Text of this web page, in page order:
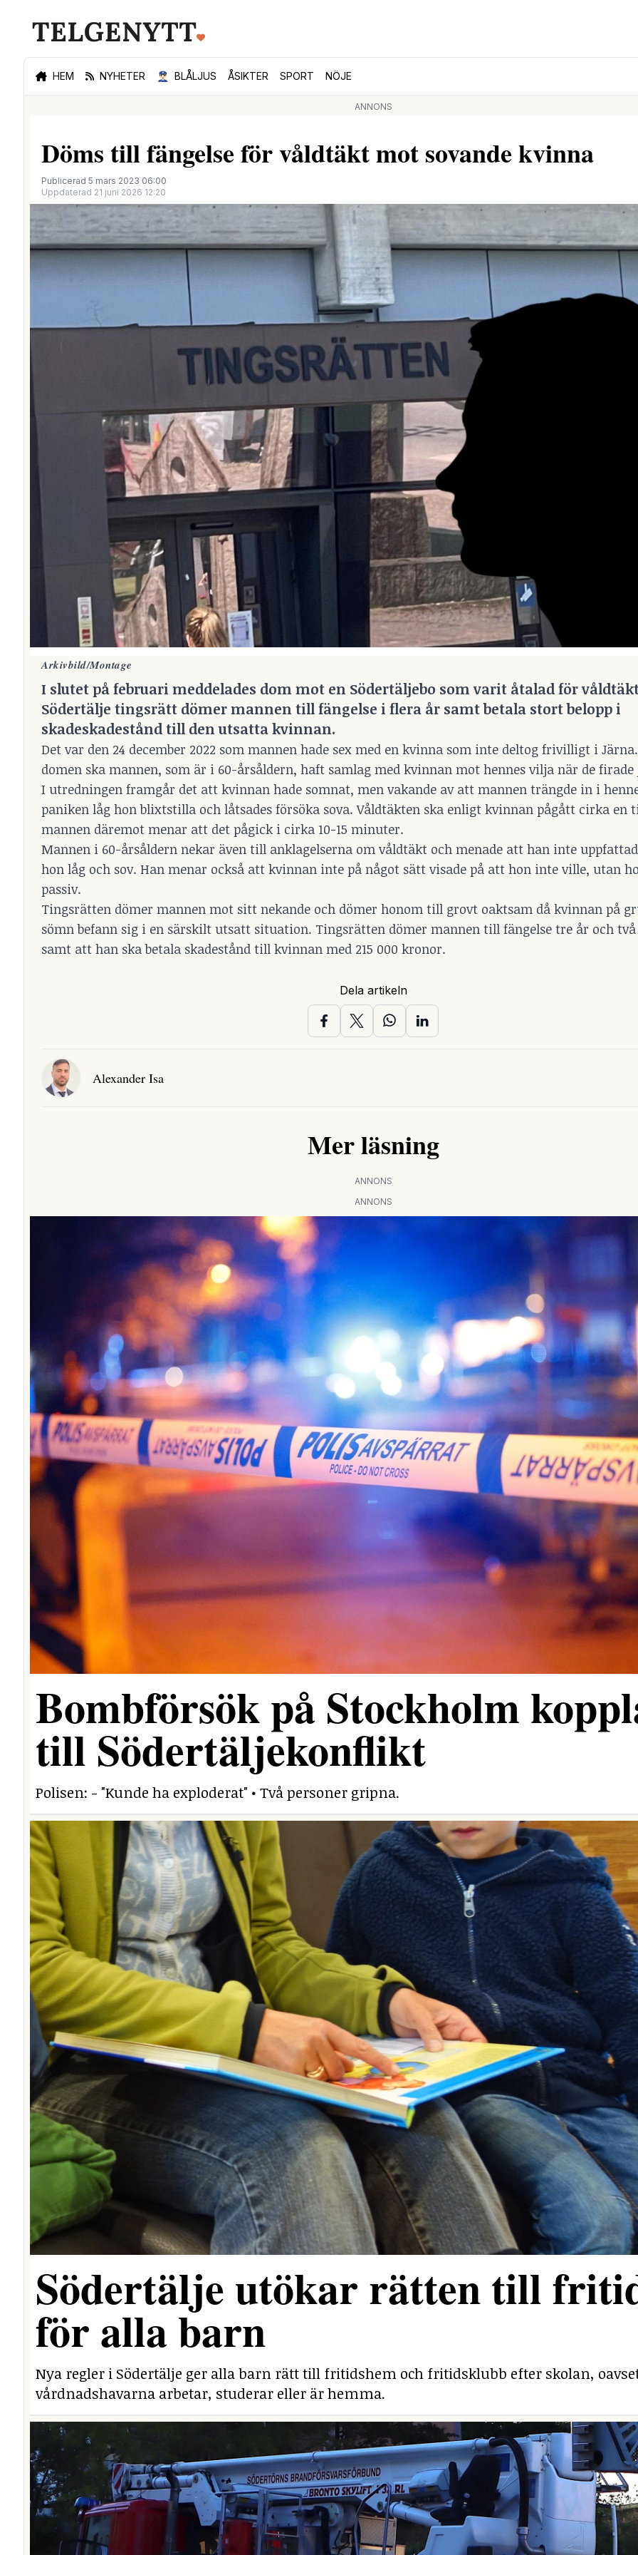
HEM NYHETER 👮🏻‍♂️ BLÅLJUS ÅSIKTER SPORT NÖJE
ANNONS
Döms till fängelse för våldtäkt mot sovande kvinna
Publicerad 5 mars 2023 06:00
Uppdaterad 21 juni 2026 12:20
Arkivbild/Montage
I slutet på februari meddelades dom mot en Södertäljebo som varit åtalad för
Södertälje tingsrätt dömer mannen till fängelse i flera år samt betala stort belopp i
skadeskadestånd till den utsatta kvinnan.
Det var den 24 december 2022 som mannen hade sex med en kvinna som inte deltog frivilligt i
domen ska mannen, som är i 60-årsåldern, haft samlag med kvinnan mot hennes vilja när de
I utredningen framgår det att kvinnan hade somnat, men vakande av att mannen trängde in i
paniken låg hon blixtstilla och låtsades försöka sova. Våldtäkten ska enligt kvinnan pågått cirka en
mannen däremot menar att det pågick i cirka 10-15 minuter.
Mannen i 60-årsåldern nekar även till anklagelserna om våldtäkt och menade att han inte
hon låg och sov. Han menar också att kvinnan inte på något sätt visade på att hon inte ville, utan
passiv.
Tingsrätten dömer mannen mot sitt nekande och dömer honom till grovt oaktsam då kvinnan på
sömn befann sig i en särskilt utsatt situation. Tingsrätten dömer mannen till fängelse tre år och
samt att han ska betala skadestånd till kvinnan med 215 000 kronor.
Dela artikeln
Alexander Isa
Mer läsning
ANNONS
ANNONS
Bombförsök på Stockholm
till Södertäljekonflikt
Polisen: - "Kunde ha exploderat" • Två personer gripna.
Södertälje utökar rätten till
för alla barn
Nya regler i Södertälje ger alla barn rätt till fritidshem och fritidsklubb efter skolan,
vårdnadshavarna arbetar, studerar eller är hemma.